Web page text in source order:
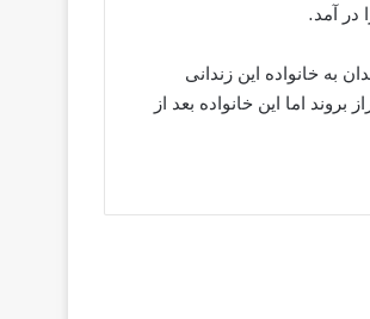
به خانواده این زندانی
اما این خانواده بعد از